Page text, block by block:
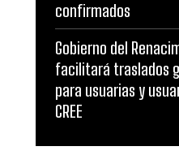
confirmados
Gobierno del
facilitará traslados
para usuarias y
CREE